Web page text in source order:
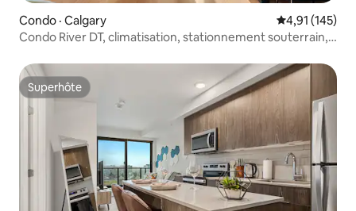
Condo · Calgary Note
4,91 (145)
Condo River DT, climatisation, stationnement souterrain,
Superhôte
Superhôte